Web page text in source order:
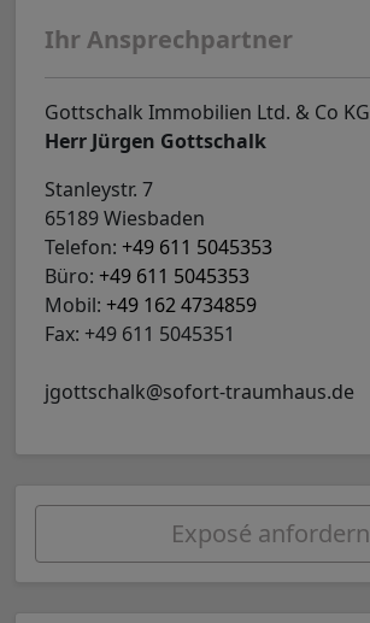
Ihr Ansprechpartner
Gottschalk Immobilien Ltd. & Co KG
Herr Jürgen Gottschalk
Stanleystr. 7
65189 Wiesbaden
Telefon: +49 611 5045353
Büro: +49 611 5045353
Mobil: +49 162 4734859
Fax: +49 611 5045351
jgottschalk@sofort-traumhaus.de
Exposé anfordern